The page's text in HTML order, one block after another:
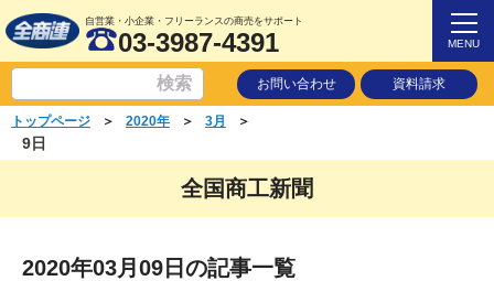
自営業・小企業・フリーランスの商売をサポート
03-3987-4391 MENU
お問い合わせ 資料請求
トップページ ＞ 2020年 ＞ 3月 ＞
9日
全国商工新聞
2020年03月09日の記事一覧